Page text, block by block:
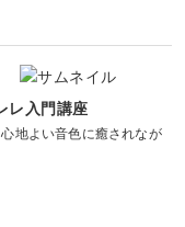
レ入門講座
地よい音色に癒されなが